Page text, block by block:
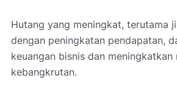
Hutang yang meningkat, terutama
dengan peningkatan pendapatan,
keuangan bisnis dan meningkatkan
kebangkrutan.